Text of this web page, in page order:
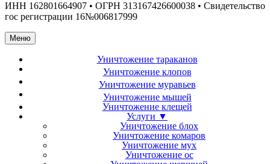
ИНН 162801664907 • ОГРН 313167426600038 • Свидетельство
гос регистрации 16№006817999
Меню
Уничтожение тараканов
Уничтожение клопов
Уничтожение муравьев
Уничтожение мышей
Уничтожение клещей
Услуги ▼
Уничтожение блох
Уничтожение комаров
Уничтожение мух
Уничтожение ос